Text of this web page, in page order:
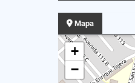
Mapa
+
−